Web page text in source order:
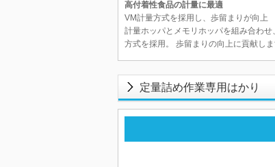
高付着性食品の計量に最適
VM計量方式を採用し、歩留まりが向上
計量ホッパとメモリホッパを組み合わ
方式を採用。 歩留まりの向上に貢献しま
定量詰め作業専用はかり